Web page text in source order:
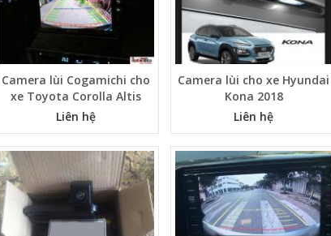
Camera lùi Cogamichi cho
xe Toyota Corolla Altis
Liên hệ
Camera lùi cho xe Hyundai
Kona 2018
Liên hệ